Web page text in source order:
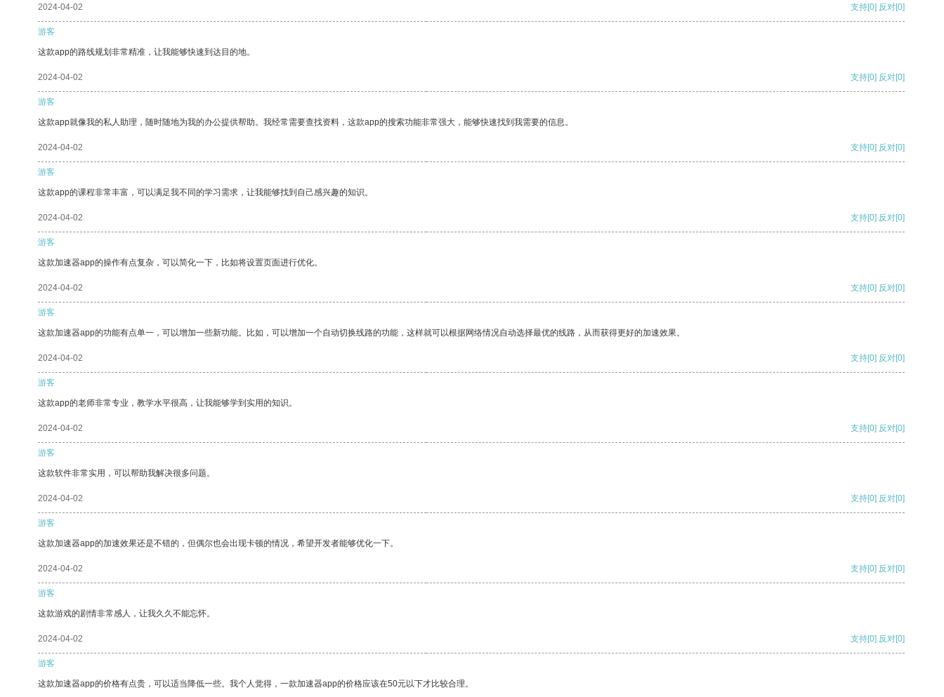
2024-04-02 支持[0] 反对[0]
游客
这款app的路线规划非常精准，让我能够快速到达目的地。
2024-04-02 支持[0] 反对[0]
游客
这款app就像我的私人助理，随时随地为我的办公提供帮助。我经常需要查找资料，这款app的搜索功能非常强大，能够快速找到我需要的信息。
2024-04-02 支持[0] 反对[0]
游客
这款app的课程非常丰富，可以满足我不同的学习需求，让我能够找到自己感兴趣的知识。
2024-04-02 支持[0] 反对[0]
游客
这款加速器app的操作有点复杂，可以简化一下，比如将设置页面进行优化。
2024-04-02 支持[0] 反对[0]
游客
这款加速器app的功能有点单一，可以增加一些新功能。比如，可以增加一个自动切换线路的功能，这样就可以根据网络情况自动选择最优的线路，从而获得更好的加速效果。
2024-04-02 支持[0] 反对[0]
游客
这款app的老师非常专业，教学水平很高，让我能够学到实用的知识。
2024-04-02 支持[0] 反对[0]
游客
这款软件非常实用，可以帮助我解决很多问题。
2024-04-02 支持[0] 反对[0]
游客
这款加速器app的加速效果还是不错的，但偶尔也会出现卡顿的情况，希望开发者能够优化一下。
2024-04-02 支持[0] 反对[0]
游客
这款游戏的剧情非常感人，让我久久不能忘怀。
2024-04-02 支持[0] 反对[0]
游客
这款加速器app的价格有点贵，可以适当降低一些。我个人觉得，一款加速器app的价格应该在50元以下才比较合理。